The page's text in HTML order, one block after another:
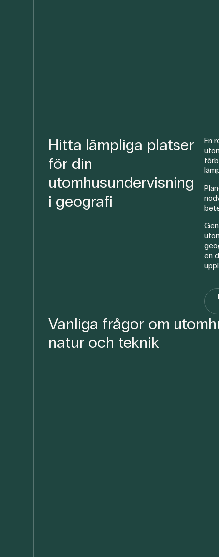
Hitta lämpliga platser
för din
utomhusundervisning
i geografi
En
en
Vanliga frågor om
natur och teknik